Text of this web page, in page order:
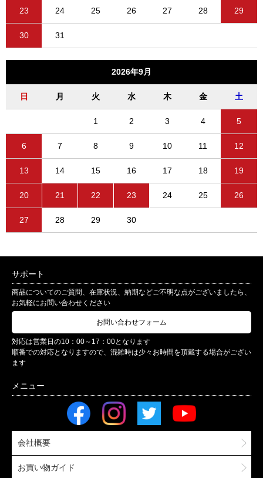
23 24 25 26 27 28 29
30 31
2026年9月
日 月 火 水 木 金 土
1 2 3 4 5
6 7 8 9 10 11 12
13 14 15 16 17 18 19
20 21 22 23 24 25 26
27 28 29 30
サポート
商品についてのご質問、在庫状況、納期などご不明な点がございましたら、
お気軽にお問い合わせください
お問い合わせフォーム
対応は営業日の10：00～17：00となります
順番での対応となりますので、混雑時は少々お時間を頂戴する場合がござい
ます
会社概要
お買い物ガイド